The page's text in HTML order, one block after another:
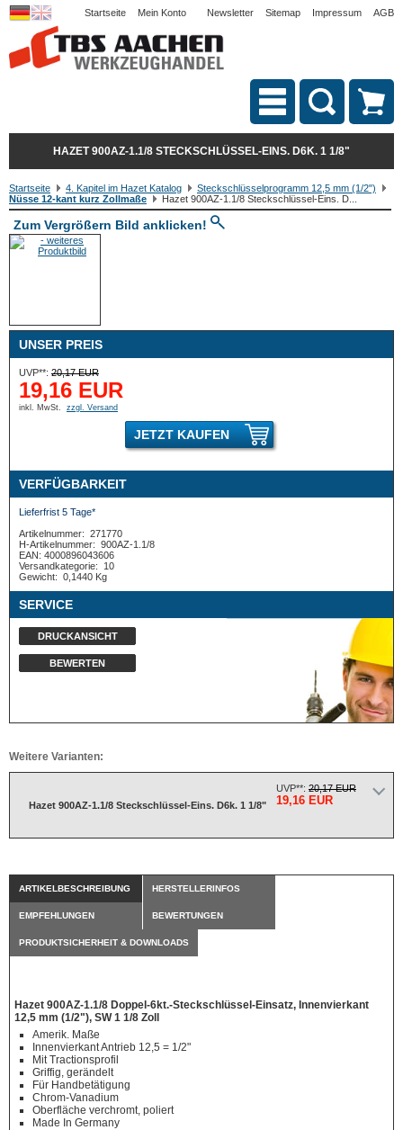
Startseite Mein Konto Newsletter Sitemap Impressum AGB
HAZET 900AZ-1.1/8 STECKSCHLÜSSEL-EINS. D6K. 1 1/8"
Startseite 4. Kapitel im Hazet Katalog
Steckschlüsselprogramm 12,5 mm (1/2")
Nüsse 12-kant kurz Zollmaße
Hazet 900AZ-1.1/8 Steckschlüssel-Eins. D...
Zum Vergrößern Bild anklicken!
UNSER PREIS
UVP**: 20,17 EUR
19,16 EUR
inkl. MwSt. zzgl. Versand
JETZT KAUFEN
VERFÜGBARKEIT
Lieferfrist 5 Tage*
Artikelnummer: 271770
H-Artikelnummer: 900AZ-1.1/8
EAN: 4000896043606
Versandkategorie:
10
Gewicht: 0,1440 Kg
SERVICE
DRUCKANSICHT
BEWERTEN
Weitere Varianten:
Hazet 900AZ-1.1/8 Steckschlüssel-Eins. D6k. 1 1/8"
UVP**: 20,17 EUR
19,16 EUR
ARTIKELBESCHREIBUNG HERSTELLERINFOS
EMPFEHLUNGEN BEWERTUNGEN
PRODUKTSICHERHEIT & DOWNLOADS
Hazet 900AZ-1.1/8 Doppel-6kt.-Steckschlüssel-Einsatz, Innenvierkant
12,5 mm (1/2"), SW 1 1/8 Zoll
Amerik. Maße
Innenvierkant Antrieb 12,5 = 1/2"
Mit Tractionsprofil
Griffig, gerändelt
Für Handbetätigung
Chrom-Vanadium
Oberfläche verchromt, poliert
Made In Germany